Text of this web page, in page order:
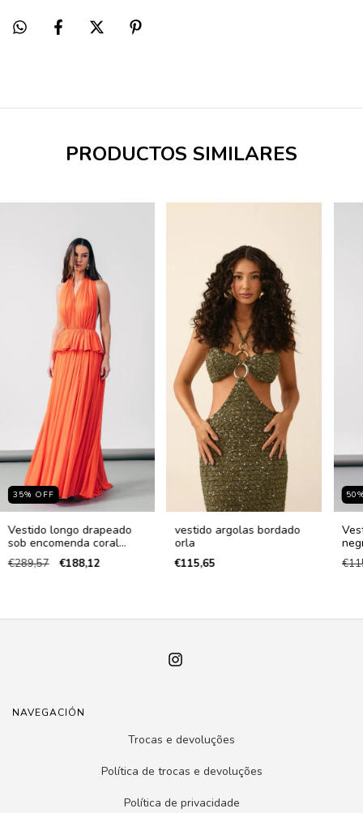
PRODUCTOS SIMILARES
35% OFF
Vestido longo drapeado
sob encomenda coral
sunset
€289,57 €188,12
vestido argolas bordado
orla
€115,65
50
NAVEGACIÓN
Trocas e devoluções
Política de trocas e devoluções
Política de privacidade